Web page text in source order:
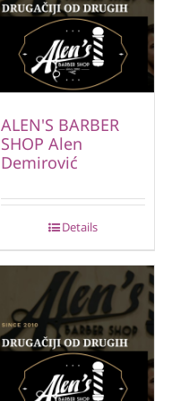
ALEN'S BARBER
SHOP Alen
Demirović
Details